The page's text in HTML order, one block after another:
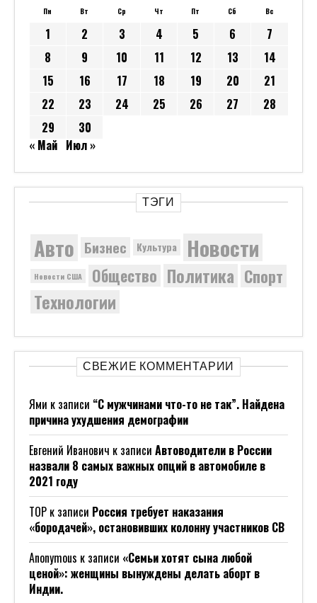
Пн Вт Ср Чт Пт Сб Вс
1 2 3 4 5 6
7
8
9 10 11 12 13
14
15
16 17 18 19 20
21
22
23 24 25 26 27
28
29
30
« Май Июл »
ТЭГИ
Авто Бизнес Культура Новости
Новости США Общество Политика Спорт
Технологии
СВЕЖИЕ КОММЕНТАРИИ
Ями к записи “С мужчинами что-то не так”. Найдена
причина ухудшения демографии
Евгений Иванович к записи Автоводители в России
назвали 8 самых важных опций в автомобиле в
2021 году
ТОР к записи Россия требует наказания
«бородачей», остановивших колонну участников СВ
Anonymous к записи «Семьи хотят сына любой
ценой»: женщины вынуждены делать аборт в
Индии.